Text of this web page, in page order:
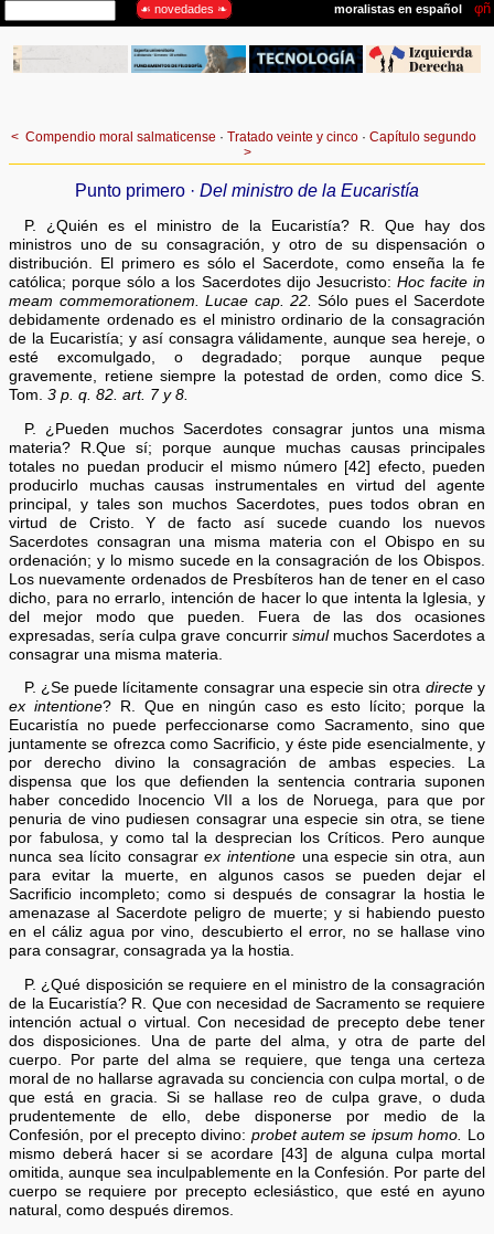
< Compendio moral salmaticense · Tratado veinte y cinco · Capítulo segundo
>
Punto primero · Del ministro de la Eucaristía
P. ¿Quién es el ministro de la Eucaristía? R. Que hay dos
ministros uno de su consagración, y otro de su dispensación o
distribución. El primero es sólo el Sacerdote, como enseña la fe
católica; porque sólo a los Sacerdotes dijo Jesucristo: Hoc facite in
meam commemorationem. Lucae cap. 22. Sólo pues el Sacerdote
debidamente ordenado es el ministro ordinario de la consagración
de la Eucaristía; y así consagra válidamente, aunque sea hereje, o
esté excomulgado, o degradado; porque aunque peque
gravemente, retiene siempre la potestad de orden, como dice S.
Tom.3 p. q. 82. art. 7 y 8.
P. ¿Pueden muchos Sacerdotes consagrar juntos una misma
materia? R.Que sí; porque aunque muchas causas principales
totales no puedan producir el mismo número [42] efecto, pueden
producirlo muchas causas instrumentales en virtud del agente
principal, y tales son muchos Sacerdotes, pues todos obran en
virtud de Cristo. Y de facto así sucede cuando los nuevos
Sacerdotes consagran una misma materia con el Obispo en su
ordenación; y lo mismo sucede en la consagración de los Obispos.
Los nuevamente ordenados de Presbíteros han de tener en el caso
dicho, para no errarlo, intención de hacer lo que intenta la Iglesia, y
del mejor modo que pueden. Fuera de las dos ocasiones
expresadas, sería culpa grave concurrir simulmuchos Sacerdotes a
consagrar una misma materia.
P. ¿Se puede lícitamente consagrar una especie sin otra directey
ex intentione? R. Que en ningún caso es esto lícito; porque la
Eucaristía no puede perfeccionarse como Sacramento, sino que
juntamente se ofrezca como Sacrificio, y éste pide esencialmente, y
por derecho divino la consagración de ambas especies. La
dispensa que los que defienden la sentencia contraria suponen
haber concedido Inocencio VII a los de Noruega, para que por
penuria de vino pudiesen consagrar una especie sin otra, se tiene
por fabulosa, y como tal la desprecian los Críticos. Pero aunque
nunca sea lícito consagrarex intentione una especie sin otra, aun
para evitar la muerte, en algunos casos se pueden dejar el
Sacrificio incompleto; como si después de consagrar la hostia le
amenazase al Sacerdote peligro de muerte; y si habiendo puesto
en el cáliz agua por vino, descubierto el error, no se hallase vino
para consagrar, consagrada ya la hostia.
P. ¿Qué disposición se requiere en el ministro de la consagración
de la Eucaristía? R. Que con necesidad de Sacramento se requiere
intención actual o virtual. Con necesidad de precepto debe tener
dos disposiciones. Una de parte del alma, y otra de parte del
cuerpo. Por parte del alma se requiere, que tenga una certeza
moral de no hallarse agravada su conciencia con culpa mortal, o de
que está en gracia. Si se hallase reo de culpa grave, o duda
prudentemente de ello, debe disponerse por medio de la
Confesión, por el precepto divino: probet autem se ipsum homo.
Lo
mismo deberá hacer si se acordare [43] de alguna culpa mortal
omitida, aunque sea inculpablemente en la Confesión. Por parte del
cuerpo se requiere por precepto eclesiástico, que esté en ayuno
natural, como después diremos.